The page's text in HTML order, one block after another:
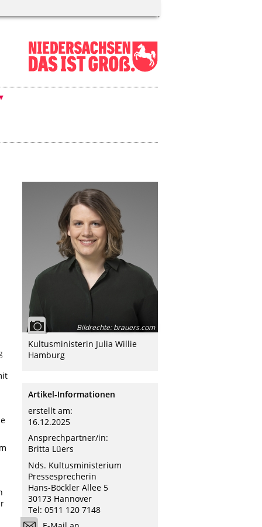
Bildrechte:brauers.com
Kultusministerin Julia Willie
Hamburg
Artikel-Informationen
erstellt am:
16.12.2025
Ansprechpartner/in:
Britta Lüers
Nds. Kultusministerium
Pressesprecherin
Hans-Böckler Allee 5
30173 Hannover
Tel: 0511 120 7148